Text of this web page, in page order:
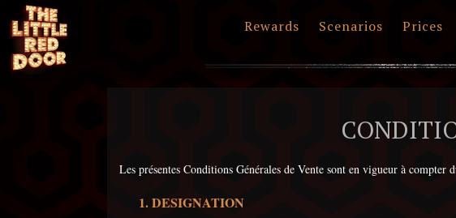
Rewards Scenarios Prices
Les présentes Conditions Générales de Vente sont en vigueur à compter
DESIGNATION